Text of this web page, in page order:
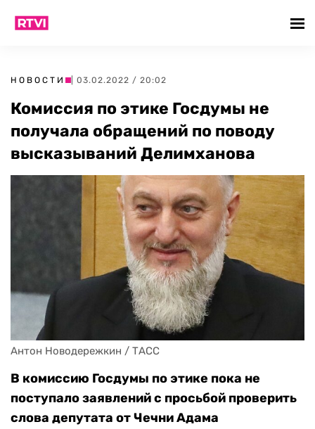
НОВОСТИ | 03.02.2022 / 20:02
Комиссия по этике Госдумы не
получала обращений по поводу
высказываний Делимханова
Антон Новодережкин / ТАСС
В комиссию Госдумы по этике пока не
поступало заявлений с просьбой проверить
слова депутата от Чечни Адама